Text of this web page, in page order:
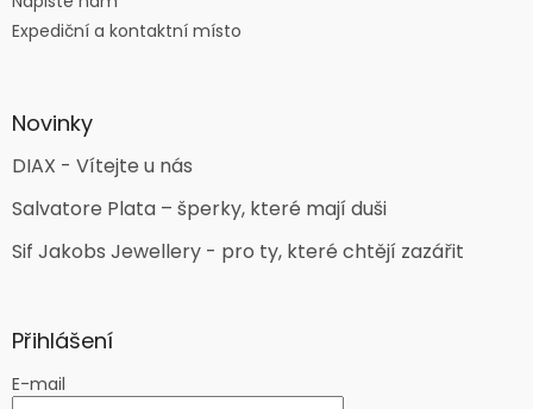
Expediční a kontaktní místo
Novinky
DIAX - Vítejte u nás
Salvatore Plata – šperky, které mají duši
Sif Jakobs Jewellery - pro ty, které chtějí zazářit
Přihlášení
E-mail